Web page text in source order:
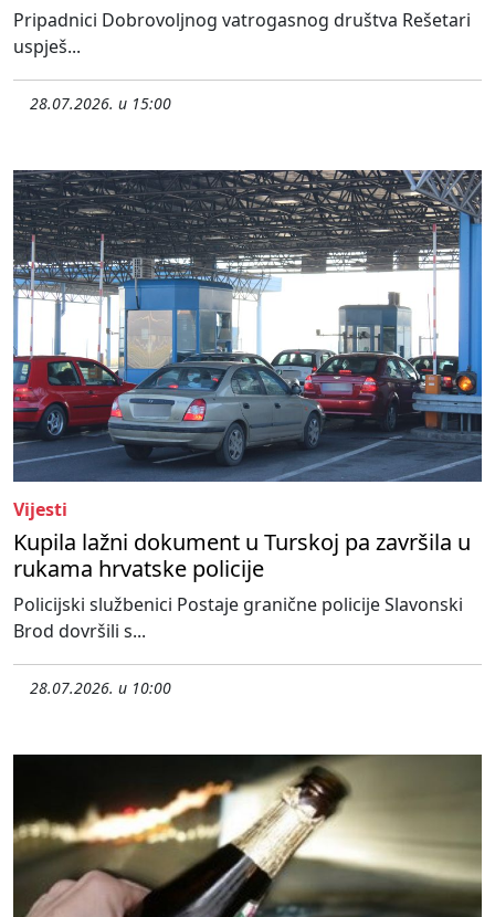
Pripadnici Dobrovoljnog vatrogasnog društva Rešetari
uspješ...
28.07.2026. u 15:00
Vijesti
Kupila lažni dokument u Turskoj pa završila u
rukama hrvatske policije
Policijski službenici Postaje granične policije Slavonski
Brod dovršili s...
28.07.2026. u 10:00